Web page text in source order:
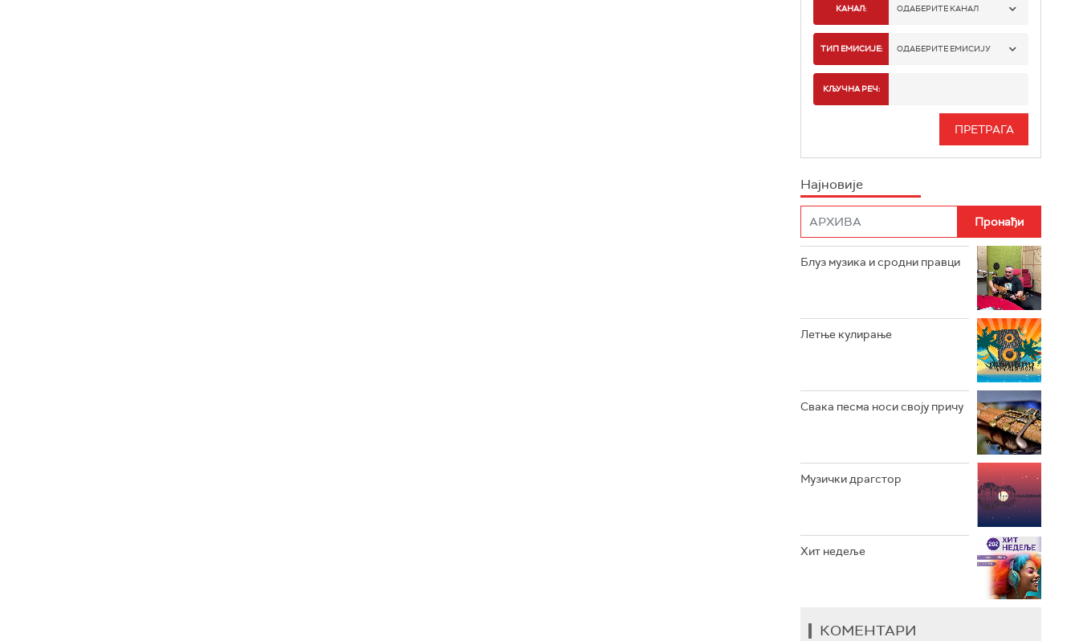
КАНАЛ: ОДАБЕРИТЕ КАНАЛ
РАДИО БЕОГРАД 1
РАДИО БЕОГРАД 3
РАДИО РОКЕНРОЛЕР
РАДИО ЏУБОКС
РАДИО ВРТЕШКА
РАДИО ЏЕЗЕР
ТИП ЕМИСИЈЕ: ОДАБЕРИТЕ ЕМИСИЈУ
ИНФО
КЉУЧНА РЕЧ:
Најновије
Блуз музика и сродни правци
Летње кулирање
Свака песма носи своју причу
Музички драгстор
Хит недеље
КОМЕНТАРИ